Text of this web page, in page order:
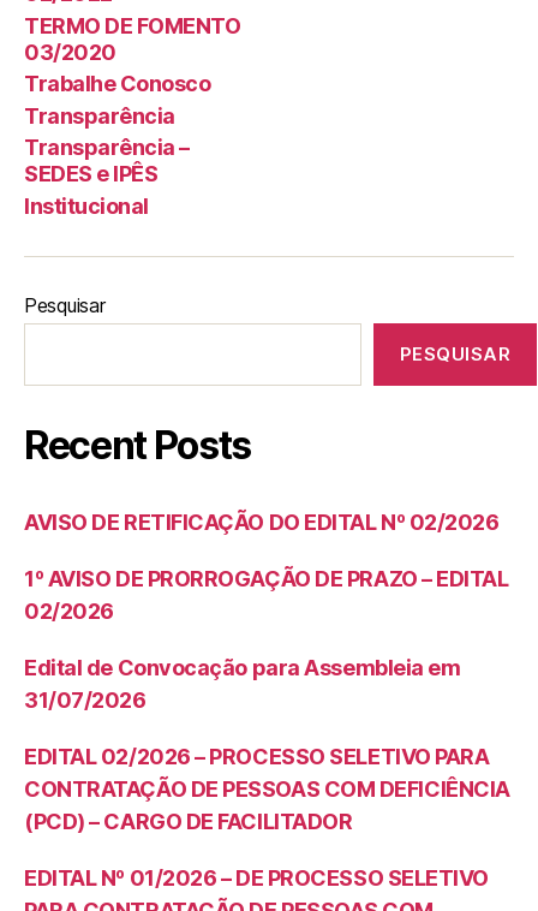
TERMO DE FOMENTO
03/2020
Trabalhe Conosco
Transparência
Transparência –
SEDES e IPÊS
Institucional
Pesquisar
PESQUISAR
Recent Posts
AVISO DE RETIFICAÇÃO DO EDITAL Nº 02/2026
1º AVISO DE PRORROGAÇÃO DE PRAZO – EDITAL
02/2026
Edital de Convocação para Assembleia em
31/07/2026
EDITAL 02/2026 – PROCESSO SELETIVO PARA
CONTRATAÇÃO DE PESSOAS COM DEFICIÊNCIA
(PCD) – CARGO DE FACILITADOR
EDITAL Nº 01/2026 – DE PROCESSO SELETIVO